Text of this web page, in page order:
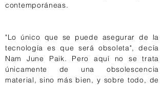
contemporáneas.
"Lo único que se puede asegurar de la
tecnología es que será obsoleta", decía
Nam June Paik. Pero aquí no se trata
únicamente de una obsolescencia
material, sino más bien, y sobre todo, de